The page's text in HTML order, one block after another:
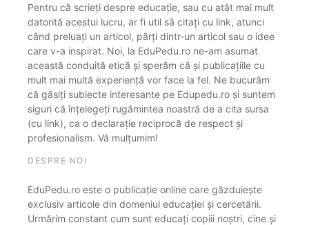
Pentru că scrieți despre educație, sau cu atât mai mult
datorită acestui lucru, ar fi util să citați cu link, atunci
când preluați un articol, părți dintr-un articol sau o idee
care v-a inspirat. Noi, la EduPedu.ro ne-am asumat
această conduită etică și sperăm că și publicațiile cu
mult mai multă experiență vor face la fel. Ne bucurăm
că găsiți subiecte interesante pe Edupedu.ro și suntem
siguri că înțelegeți rugămintea noastră de a cita sursa
(cu link), ca o declarație reciprocă de respect și
profesionalism. Vă mulțumim!
DESPRE NOI
EduPedu.ro este o publicație online care găzduiește
exclusiv articole din domeniul educației și cercetării.
Urmărim constant cum sunt educați copiii noștri, cine și